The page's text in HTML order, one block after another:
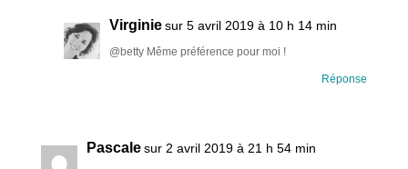
Virginie sur 5 avril 2019 à 10 h 14 min
@betty Même préférence pour moi !
Réponse
Pascale sur 2 avril 2019 à 21 h 54 min